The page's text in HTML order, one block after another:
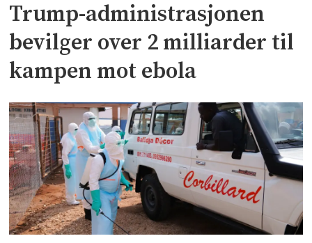
Trump-administrasjonen
bevilger over 2 milliarder til
kampen mot ebola